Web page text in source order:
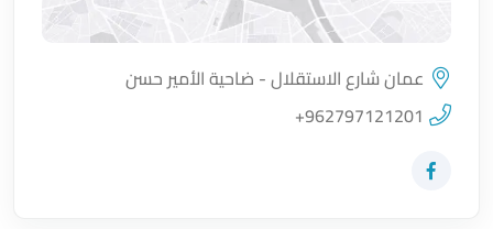
اضغط لتحميل الموقع
عمان شارع الاستقلال - ضاحية الأمير حسن
+962797121201
زيارة حساب المتجر على Facebook-f